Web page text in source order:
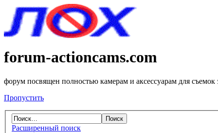
forum-actioncams.com
форум посвящен полностью камерам и аксессуарам для съемок
Пропустить
Расширенный поиск